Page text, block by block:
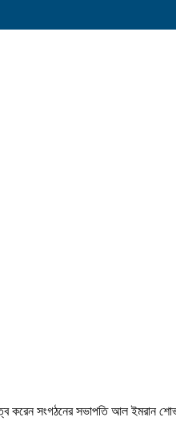
করেন সংগঠনের সভাপতি আল